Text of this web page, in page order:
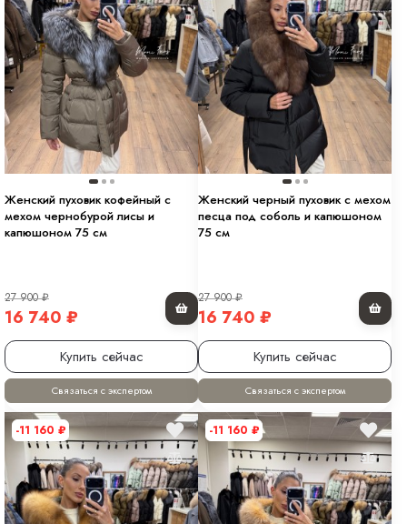
Женский пуховик кофейный с
мехом чернобурой лисы и
капюшоном 75 см
27 900₽
16 740 ₽
Купить сейчас
Связаться с экспертом
Женский черный пуховик с мехом
песца под соболь и капюшоном
75 см
27 900₽
16 740 ₽
Купить сейчас
Связаться с экспертом
-11 160 ₽ -11 160 ₽